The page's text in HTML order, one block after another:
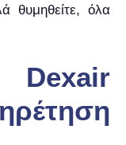
θυμηθείτε, όλα
Dexair